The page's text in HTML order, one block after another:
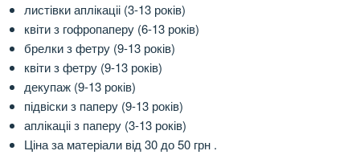
листівки аплікаціі (3-13 років)
квіти з гофропаперу (6-13 років)
брелки з фетру (9-13 років)
квіти з фетру (9-13 років)
декупаж (9-13 років)
підвіски з паперу (9-13 років)
аплікаціі з паперу (3-13 років)
Ціна за матеріали від 30 до 50 грн .